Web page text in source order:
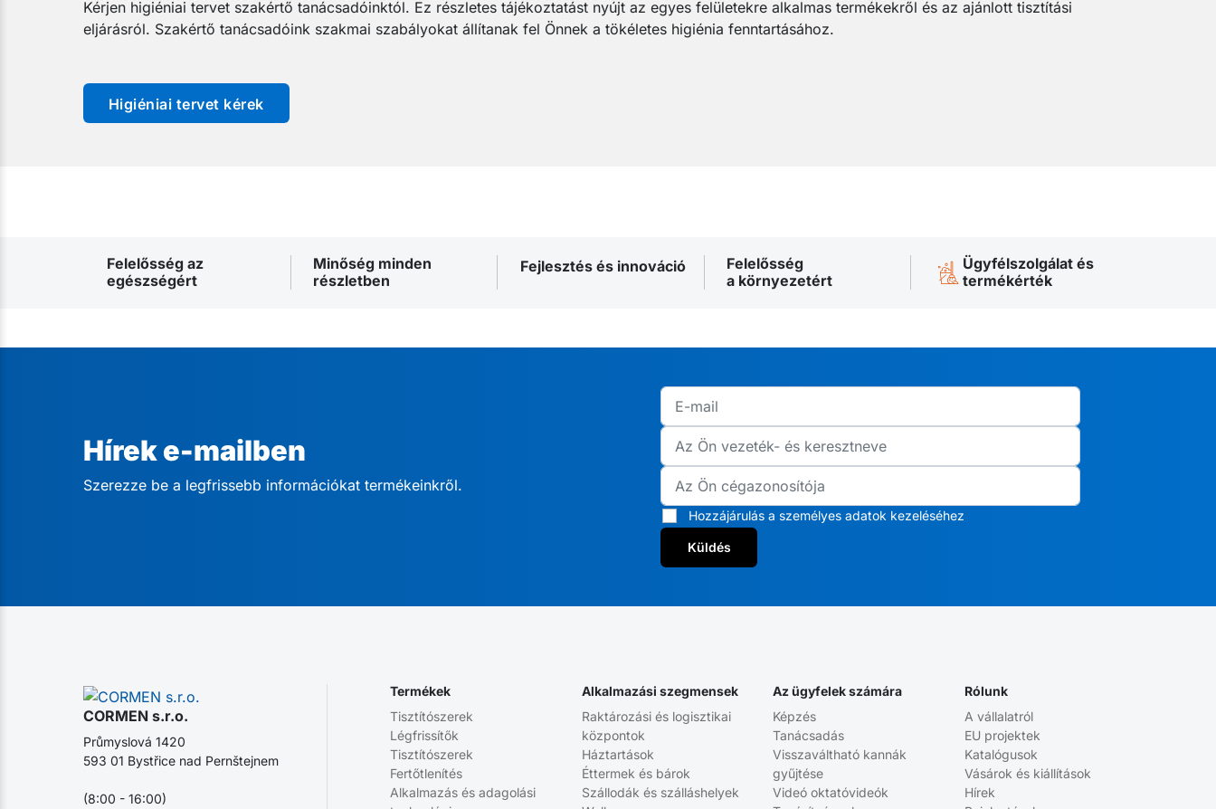
Kérjen higiéniai tervet szakértő tanácsadóinktól. Ez részletes tájékoztatást nyújt az egyes felületekre alkalmas termékekről és az ajánlott tisztítási
eljárásról. Szakértő tanácsadóink szakmai szabályokat állítanak fel Önnek a tökéletes higiénia fenntartásához.
Higiéniai tervet kérek
Felelősség az
egészségért
Minőség minden
részletben
Fejlesztés és innováció
Felelősség
a környezetért
Ügyfélszolgálat és
termékérték
Hírek e-mailben
Szerezze be a legfrissebb információkat termékeinkről.
Hozzájárulás a személyes adatok kezeléséhez
Küldés
CORMEN s.r.o.
Průmyslová 1420
593 01 Bystřice nad Pernštejnem
(8:00 - 16:00)
Termékek
Tisztítószerek
Légfrissítők
Tisztítószerek
Fertőtlenítés
Alkalmazás és adagolási
Alkalmazási szegmensek
Raktározási és logisztikai
központok
Háztartások
Éttermek és bárok
Szállodák és szálláshelyek
Az ügyfelek számára
Képzés
Tanácsadás
Visszaváltható kannák
gyűjtése
Videó oktatóvideók
Rólunk
A vállalatról
EU projektek
Katalógusok
Vásárok és kiállítások
Hírek